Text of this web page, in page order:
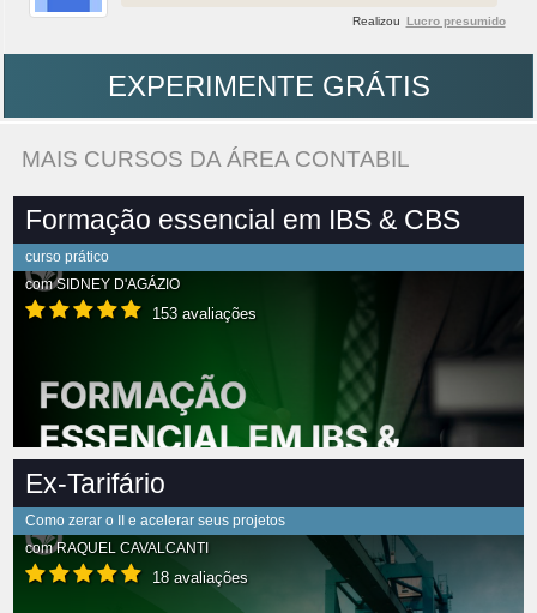
Realizou Lucro presumido
EXPERIMENTE GRÁTIS
MAIS CURSOS DA ÁREA CONTABIL
Formação essencial em IBS & CBS
curso prático
comSIDNEY D'AGÁZIO
153 avaliações
Ex-Tarifário
Como zerar o II e acelerar seus projetos
comRAQUEL CAVALCANTI
18 avaliações